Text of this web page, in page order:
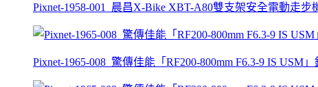
Pixnet-1958-001_晨昌X-Bike XBT-A80雙支架安全電動走
Pixnet-1965-008_驚傳佳能「RF200-800mm F6.3-9 IS USM